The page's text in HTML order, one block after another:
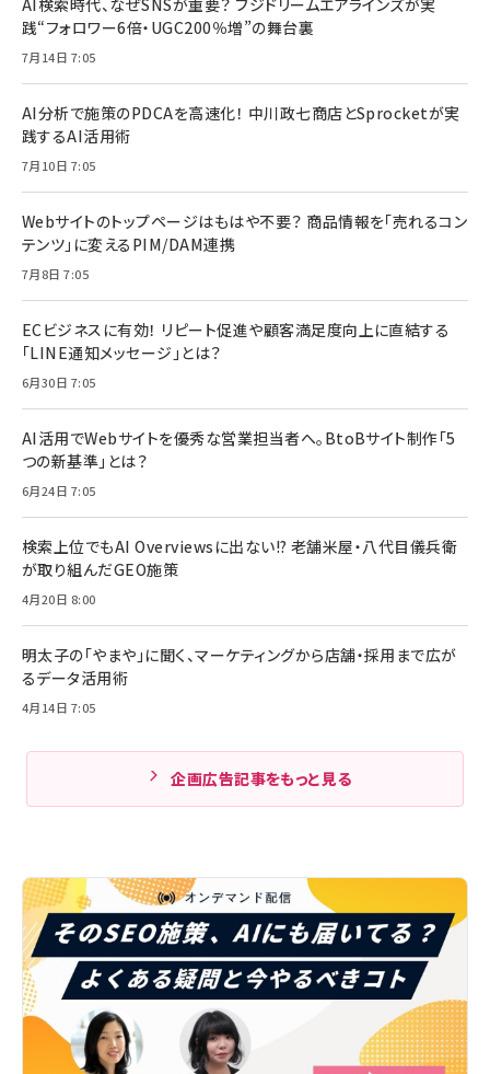
践“フォロワー6倍・UGC200％増”の舞台裏
7月14日 7:05
AI分析で施策のPDCAを高速化！ 中川政七商店とSprocketが実
践するAI活用術
7月10日 7:05
Webサイトのトップページはもはや不要？ 商品情報を「売れるコン
テンツ」に変えるPIM/DAM連携
7月8日 7:05
ECビジネスに有効！ リピート促進や顧客満足度向上に直結する
「LINE通知メッセージ」とは？
6月30日 7:05
AI活用でWebサイトを優秀な営業担当者へ。BtoBサイト制作「5
つの新基準」とは？
6月24日 7:05
検索上位でもAI Overviewsに出ない!? 老舗米屋・八代目儀兵衛
が取り組んだGEO施策
4月20日 8:00
明太子の「やまや」に聞く、マーケティングから店舗・採用まで広が
るデータ活用術
4月14日 7:05
企画広告記事をもっと見る